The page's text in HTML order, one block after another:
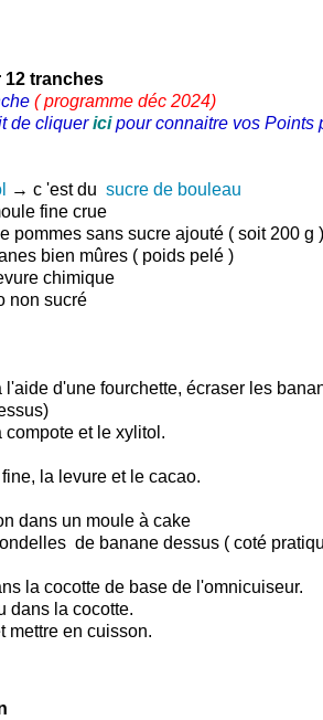
12 tranches
( programme déc 2024)
de cliquericipour connaitre vos Points
→ c 'est du sucre de bouleau
fine crue
pommes sans sucre ajouté ( soit 200 g )
bien mûres ( poids pelé )
chimique
non sucré
l'aide d'une fourchette, écraser les
et le xylitol.
la levure et le cacao.
dans un moule à cake
de banane dessus ( coté
la cocotte de base de l'omnicuiseur.
dans la cocotte.
mettre en cuisson.